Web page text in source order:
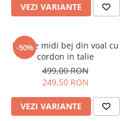
VEZI VARIANTE
-50%
Rochie midi bej din voal cu
cordon in talie
499,00 RON
249,50 RON
VEZI VARIANTE